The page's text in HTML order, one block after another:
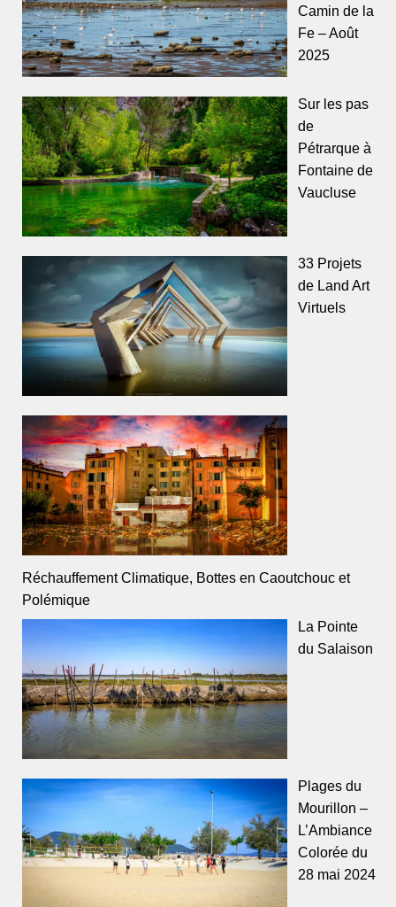
Camin de la
Fe – Août
2025
Sur les pas
de
Pétrarque à
Fontaine de
Vaucluse
33 Projets
de Land Art
Virtuels
Réchauffement Climatique, Bottes en Caoutchouc et
Polémique
La Pointe
du Salaison
Plages du
Mourillon –
L’Ambiance
Colorée du
28 mai 2024